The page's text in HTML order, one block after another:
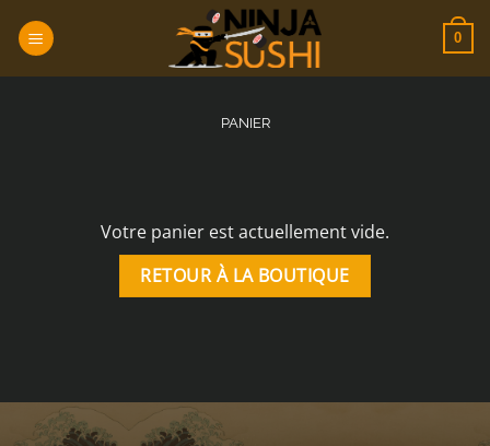
au
0
PANIER
Votre panier est actuellement vide.
RETOUR À LA BOUTIQUE